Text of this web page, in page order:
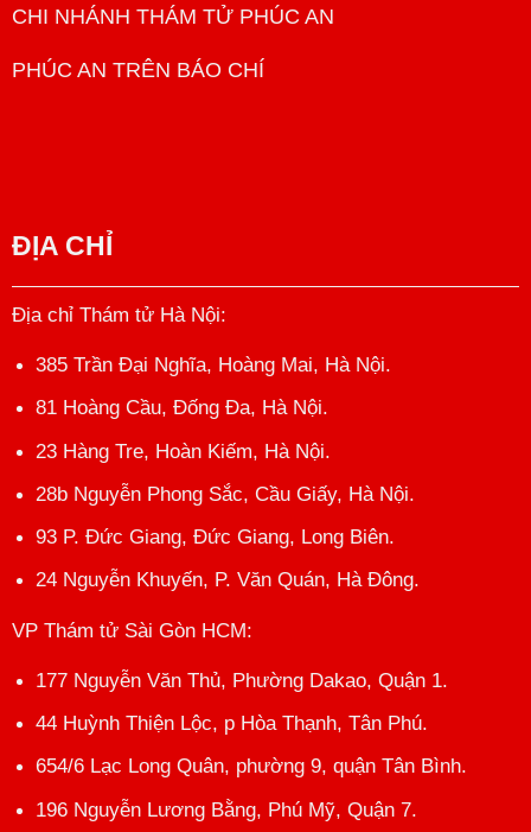
CHI NHÁNH THÁM TỬ PHÚC AN
PHÚC AN TRÊN BÁO CHÍ
ĐỊA CHỈ
Địa chỉ Thám tử Hà Nội:
385 Trần Đại Nghĩa, Hoàng Mai, Hà Nội.
81 Hoàng Cầu, Đống Đa, Hà Nội.
23 Hàng Tre, Hoàn Kiếm, Hà Nội.
28b Nguyễn Phong Sắc, Cầu Giấy, Hà Nội.
93 P. Đức Giang, Đức Giang, Long Biên.
24 Nguyễn Khuyến, P. Văn Quán, Hà Đông.
VP Thám tử Sài Gòn HCM:
177 Nguyễn Văn Thủ, Phường Dakao, Quận 1.
44 Huỳnh Thiện Lộc, p Hòa Thạnh, Tân Phú.
654/6 Lạc Long Quân, phường 9, quận Tân Bình.
196 Nguyễn Lương Bằng, Phú Mỹ, Quận 7.